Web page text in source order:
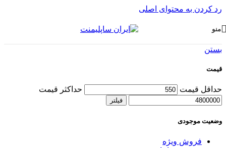
رد کردن به محتوای اصلی
منو
بستن
قیمت
حداقل قیمت حداکثر قیمت
فیلتر
وضعیت موجودی
فروش ویژه